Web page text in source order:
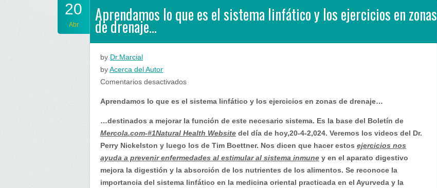
20
Abr Aprendamos lo que es el sistema linfático y los ejercicios en zonas
de drenaje…
by Dr.Marcial
byAcerca del Autor
Comentarios desactivadosen
lo
que
es
el
sistema
linfático
y
Aprendamos lo que es el sistema linfático y los ejercicios en zonas de drenaje…
…destinados a mejorar la función de este necesario sistema. Es la base del Boletín de
Mercola.com-#1Natural Health Website del día de hoy,20-4-2,024. Veremos los videos del Dr.
Perry Nickelston y luego los de Tim Boettner. Nos dicen que hacer estos ejercicios nos
ayuda a prevenir enfermedades al estimular al sistema inmune y en el aparato digestivo
mejora la digestión y la absorción de los nutrientes de los alimentos. Se reconoce la
importancia del sistema linfático en la medicina oriental practicada en el Ayurveda y la